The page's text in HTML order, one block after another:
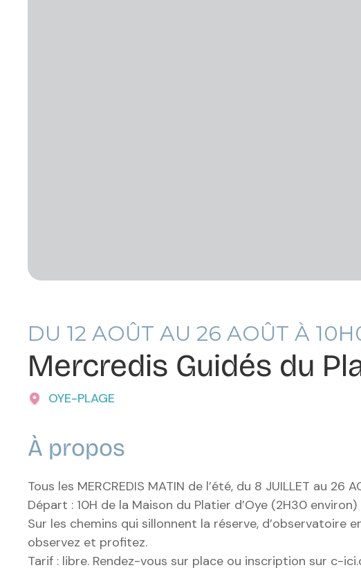
DU 12 AOÛT AU 26 AOÛT À
Mercredis Guidés du
OYE-PLAGE
À propos
Tous les MERCREDIS MATIN de l’été, du 8 JUILLET au 26
Départ : 10H de la Maison du Platier d’Oye (2H30 environ)
Sur les chemins qui sillonnent la réserve, d’observatoire
observez et profitez.
Tarif : libre. Rendez-vous sur place ou inscription sur c-